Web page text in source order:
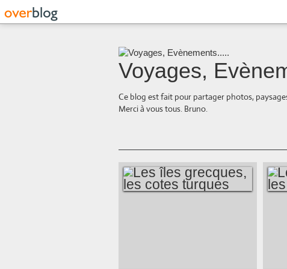
Voyages,
Ce blog est fait pour partager photos,
Merci à vous tous. Bruno.